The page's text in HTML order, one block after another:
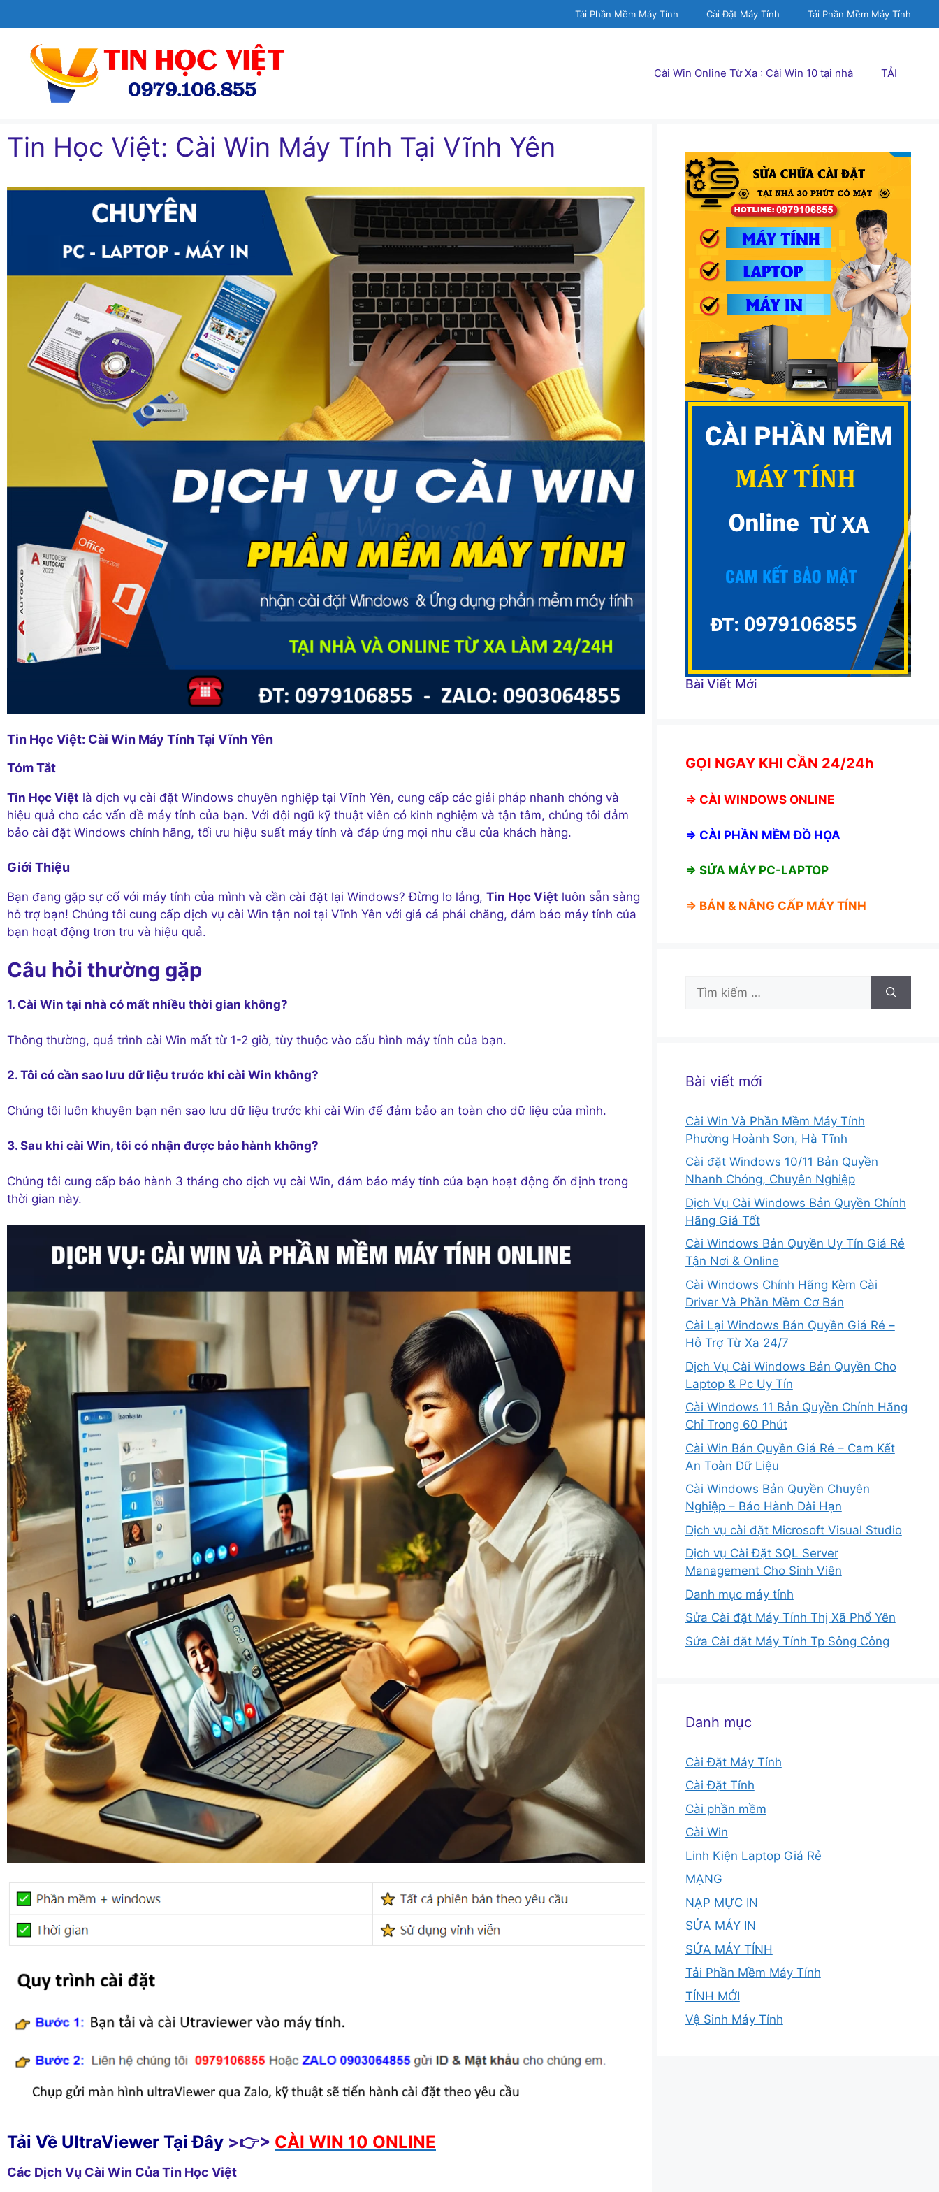
đến
Tải Phần Mềm Máy Tính Cài Đặt Máy Tính Tải Phần Mềm Máy Tính
Cài Win Online Từ Xa : Cài Win 10 tại nhà TẢI
Tin Học Việt: Cài Win Máy Tính Tại Vĩnh Yên
Tin Học Việt: Cài Win Máy Tính Tại Vĩnh Yên
Tóm Tắt
Tin Học Việt là dịch vụ cài đặt Windows chuyên nghiệp tại Vĩnh Yên, cung cấp các giải pháp nhanh chóng và
hiệu quả cho các vấn đề máy tính của bạn. Với đội ngũ kỹ thuật viên có kinh nghiệm và tận tâm, chúng tôi đảm
bảo cài đặt Windows chính hãng, tối ưu hiệu suất máy tính và đáp ứng mọi nhu cầu của khách hàng.
Giới Thiệu
Bạn đang gặp sự cố với máy tính của mình và cần cài đặt lại Windows? Đừng lo lắng, Tin Học Việt luôn sẵn sàng
hỗ trợ bạn! Chúng tôi cung cấp dịch vụ cài Win tận nơi tại Vĩnh Yên với giá cả phải chăng, đảm bảo máy tính của
bạn hoạt động trơn tru và hiệu quả.
Câu hỏi thường gặp
1. Cài Win tại nhà có mất nhiều thời gian không?
Thông thường, quá trình cài Win mất từ 1-2 giờ, tùy thuộc vào cấu hình máy tính của bạn.
2. Tôi có cần sao lưu dữ liệu trước khi cài Win không?
Chúng tôi luôn khuyên bạn nên sao lưu dữ liệu trước khi cài Win để đảm bảo an toàn cho dữ liệu của mình.
3. Sau khi cài Win, tôi có nhận được bảo hành không?
Chúng tôi cung cấp bảo hành 3 tháng cho dịch vụ cài Win, đảm bảo máy tính của bạn hoạt động ổn định trong
thời gian này.
Tải Về UltraViewer Tại Đây >👉> CÀI WIN 10 ONLINE
Các Dịch Vụ Cài Win Của Tin Học Việt
Bài Viết Mới
GỌI NGAY KHI CẦN 24/24h
⇒ CÀI WINDOWS ONLINE
⇒ CÀI PHẦN MỀM ĐỒ HỌA
⇒ SỬA MÁY PC-LAPTOP
⇒ BÁN & NÂNG CẤP MÁY TÍNH
Tìm
kiếm
Bài viết mới
Cài Win Và Phần Mềm Máy Tính
Phường Hoành Sơn, Hà Tĩnh
Cài đặt Windows 10/11 Bản Quyền
Nhanh Chóng, Chuyên Nghiệp
Dịch Vụ Cài Windows Bản Quyền Chính
Hãng Giá Tốt
Cài Windows Bản Quyền Uy Tín Giá Rẻ
Tận Nơi & Online
Cài Windows Chính Hãng Kèm Cài
Driver Và Phần Mềm Cơ Bản
Cài Lại Windows Bản Quyền Giá Rẻ –
Hỗ Trợ Từ Xa 24/7
Dịch Vụ Cài Windows Bản Quyền Cho
Laptop & Pc Uy Tín
Cài Windows 11 Bản Quyền Chính Hãng
Chỉ Trong 60 Phút
Cài Win Bản Quyền Giá Rẻ – Cam Kết
An Toàn Dữ Liệu
Cài Windows Bản Quyền Chuyên
Nghiệp – Bảo Hành Dài Hạn
Dịch vụ cài đặt Microsoft Visual Studio
Dịch vụ Cài Đặt SQL Server
Management Cho Sinh Viên
Danh mục máy tính
Sửa Cài đặt Máy Tính Thị Xã Phổ Yên
Sửa Cài đặt Máy Tính Tp Sông Công
Danh mục
Cài Đặt Máy Tính
Cài Đặt Tỉnh
Cài phần mềm
Cài Win
Linh Kiện Laptop Giá Rẻ
MẠNG
NẠP MỰC IN
SỬA MÁY IN
SỬA MÁY TÍNH
Tải Phần Mềm Máy Tính
TỈNH MỚI
Vệ Sinh Máy Tính